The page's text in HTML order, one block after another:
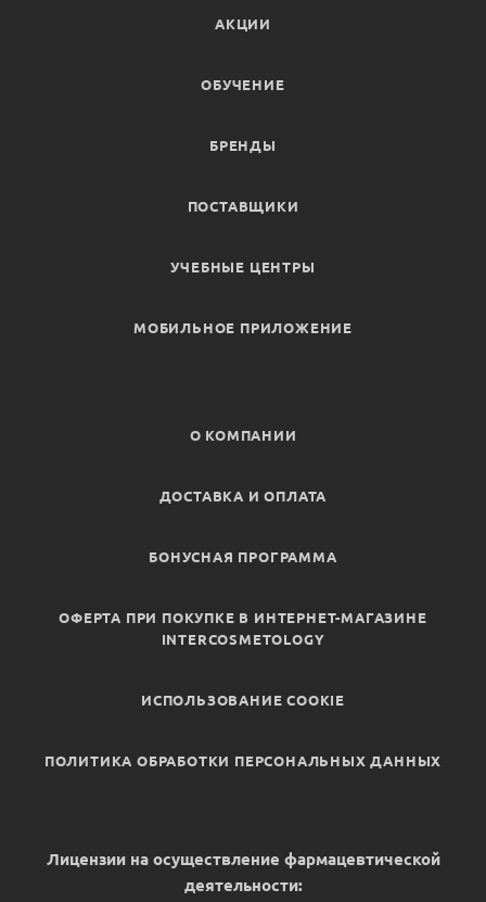
АКЦИИ
ОБУЧЕНИЕ
БРЕНДЫ
ПОСТАВЩИКИ
УЧЕБНЫЕ ЦЕНТРЫ
МОБИЛЬНОЕ ПРИЛОЖЕНИЕ
О КОМПАНИИ
ДОСТАВКА И ОПЛАТА
БОНУСНАЯ ПРОГРАММА
ОФЕРТА ПРИ ПОКУПКЕ В ИНТЕРНЕТ-МАГАЗИНЕ
INTERCOSMETOLOGY
ИСПОЛЬЗОВАНИЕ COOKIE
ПОЛИТИКА ОБРАБОТКИ ПЕРСОНАЛЬНЫХ ДАННЫХ
Лицензии на осуществление фармацевтической
деятельности: